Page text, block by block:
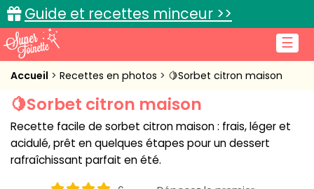
☰
Guide et recettes minceur >>
Accueil
Recettes de cuisine
Cuisine pratique
L'actu cuisine
Accueil Recettes en photos 🍋Sorbet citron maison
🍋Sorbet citron maison
Recette facile de sorbet citron maison : frais, léger et
acidulé, prêt en quelques étapes pour un dessert
rafraîchissant parfait en été.